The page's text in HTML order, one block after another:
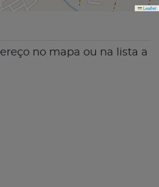
Leaflet
no mapa ou na lista a